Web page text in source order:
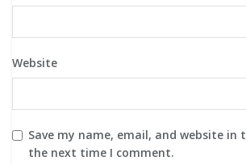
Website
Save my name, email, and website in
the next time I comment.